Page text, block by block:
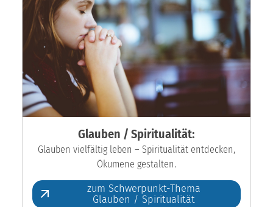
Glauben / Spiritualität:
Glauben vielfältig leben – Spiritualität entdecken,
Ökumene gestalten.
zum Schwerpunkt-Thema
Glauben / Spiritualität